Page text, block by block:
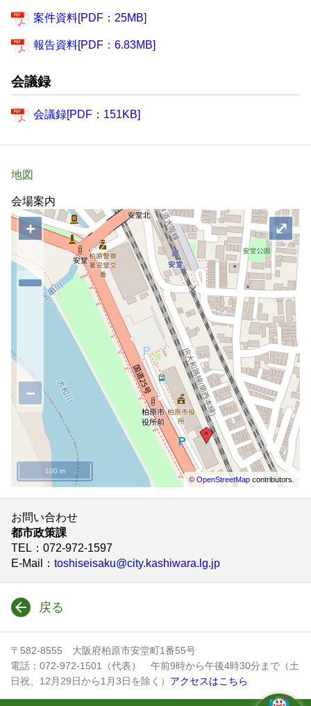
案件資料[PDF：25MB]
報告資料[PDF：6.83MB]
会議録
会議録[PDF：151KB]
地図
会場案内
+
−
©OpenStreetMap contributors.
100 m
⤢
お問い合わせ
都市政策課
TEL ：072-972-1597
E-Mail
： toshiseisaku@city.kashiwara.lg.jp
戻る
〒582-8555 大阪府柏原市安堂町1番55号
電話：072-972-1501（代表） 午前9時から午後4時30分まで（土
日祝、12月29日から1月3日を除く） アクセスはこちら